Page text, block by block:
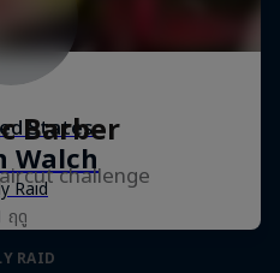
Barber
challenge
ฤดู
RAID